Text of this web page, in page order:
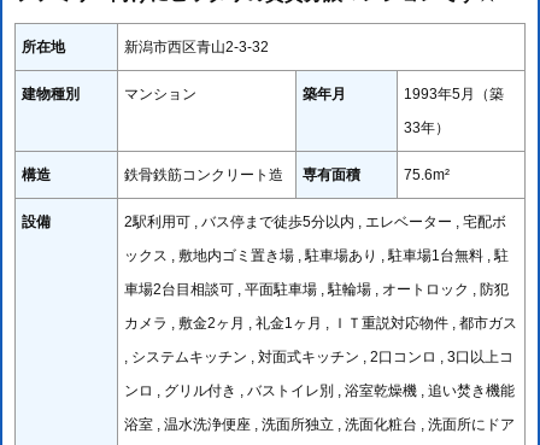
所在地 新潟市西区青山2-3-32
建物種別 マンション 築年月
1993年5月（築
33年）
構造 鉄骨鉄筋コンクリート造 専有面積 75.6m²
設備
2駅利用可 , バス停まで徒歩5分以内 , エレベーター , 宅配ボ
ックス , 敷地内ゴミ置き場 , 駐車場あり , 駐車場1台無料 , 駐
車場2台目相談可 , 平面駐車場 , 駐輪場 , オートロック , 防犯
カメラ , 敷金2ヶ月 , 礼金1ヶ月 , ＩＴ重説対応物件 , 都市ガス
, システムキッチン , 対面式キッチン , 2口コンロ , 3口以上コ
ンロ , グリル付き , バストイレ別 , 浴室乾燥機 , 追い焚き機能
浴室 , 温水洗浄便座 , 洗面所独立 , 洗面化粧台 , 洗面所にドア